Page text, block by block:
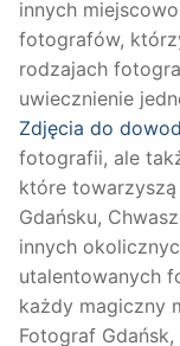
innych
fotografów,
rodzajach
uwiecznienie
Zdjęcia do
fotografii, ale
które
Gdańsku,
innych
utalentowanych
każdy magiczny
Fotograf